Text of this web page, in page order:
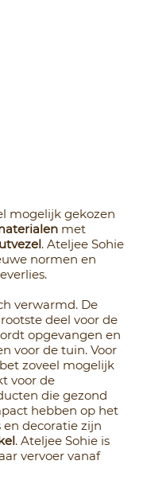
mogelijk gekozen
met
. Ateljee Sohie
normen en
verwarmd. De
deel voor de
opgevangen en
voor de tuin. Voor
zoveel mogelijk
voor de
die gezond
hebben op het
en decoratie zijn
. Ateljee Sohie is
vervoer vanaf